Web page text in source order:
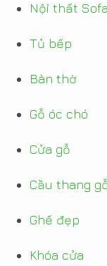
Nội thất Sofa
Tủ bếp
Bàn thờ
Gỗ óc chó
Cửa gỗ
Cầu thang
Ghế đẹp
Khóa cửa